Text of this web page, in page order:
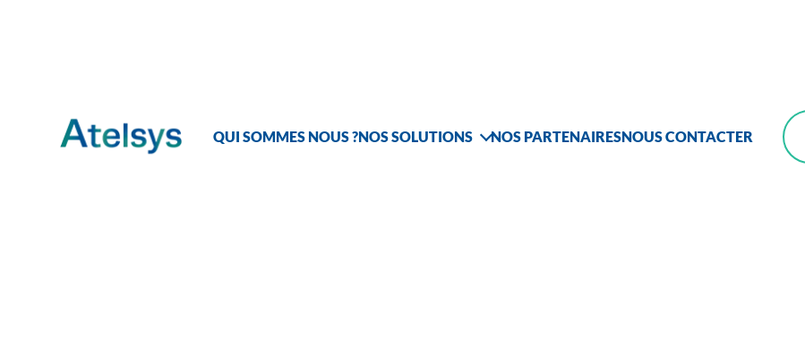
QUI SOMMES NOUS ?NOS SOLUTIONS NOS PARTENAIRESNOUS CONTACTER